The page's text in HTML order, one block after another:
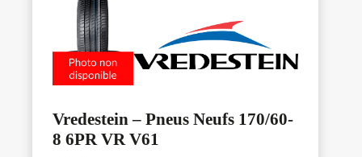
Vredestein – Pneus Neufs 170/60-
8 6PR VR V61